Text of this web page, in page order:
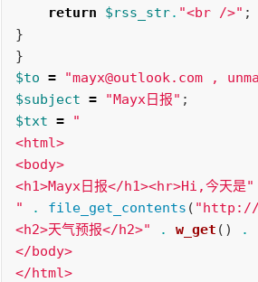
return
$rss_str. "<br />" ;
}
}
$to = "mayx@outlook.com ,
$subject = "Mayx日报" ;
$txt =
"
<html>
<body>
<h1>Mayx日报</h1><hr>Hi,今天是"
"
. file_get_contents ( "http://
<h2>天气预报</h2>"
. w_get () .
</body>
</html>